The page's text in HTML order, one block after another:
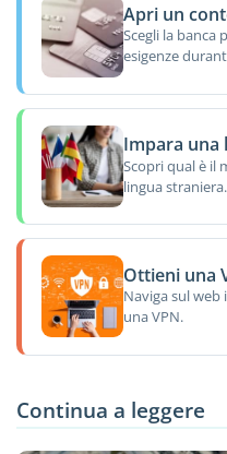
Apri un
Scegli la banca
esigenze
Impara una
Scopri qual è il
lingua straniera.
Ottieni una
Naviga sul
una VPN.
Continua a leggere